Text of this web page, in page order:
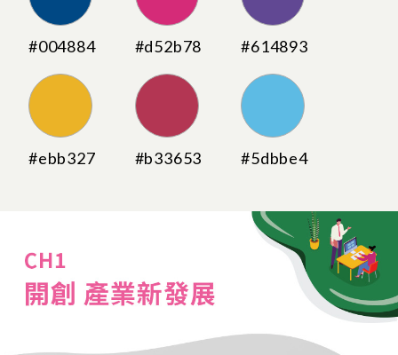
#004884 #d52b78 #614893
#ebb327 #b33653 #5dbbe4